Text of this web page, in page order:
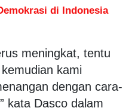
di Indonesia
meningkat, tentu
kami
dengan cara-
kata Dasco dalam